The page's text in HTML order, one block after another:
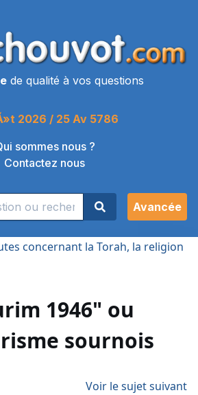
de qualité à vos questions
2026 / 25 Av 5786
sommes nous ?
Contactez nous
Avancée
concernant la Torah, la religion
1946" ou
sournois
Voir le sujet suivant